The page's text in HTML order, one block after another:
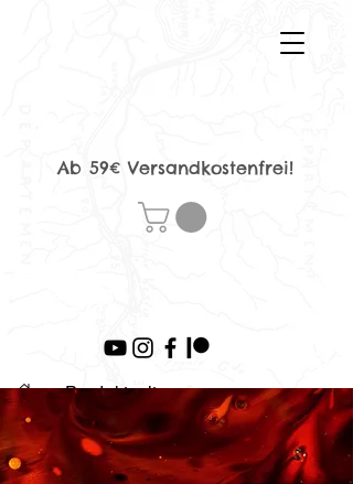
Ab 59€ Versandkostenfrei!
> Produktseite